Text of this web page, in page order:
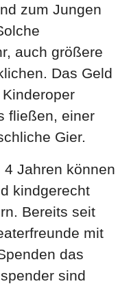
zum Jungen
auch größere
Das Geld
fließen, einer
Gier.
Jahren können
kindgerecht
Bereits seit
mit
das
sind